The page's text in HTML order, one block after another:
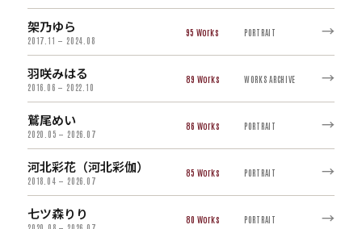
架乃ゆら
2017.11 — 2024.08
95 PORTRAIT →
羽咲みはる
2016.06 — 2022.10
89 WORKS ARCHIVE →
鷲尾めい
2020.05 — 2026.07
86 PORTRAIT →
河北彩花（河北彩伽）
2018.04 — 2026.07
85 PORTRAIT →
七ツ森りり 80 PORTRAIT →